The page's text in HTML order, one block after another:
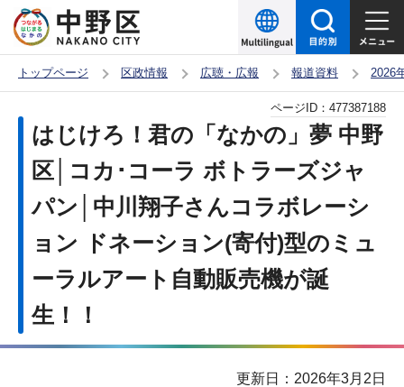
の
ー
トップページ 区政情報 広聴・広報 報道資料 2026
はじけろ！君の「なかの」夢 中野
区│コカ･コーラ ボトラーズジャ
パン│中川翔子さんコラボレーシ
ョン ドネーション(寄付)型のミュ
ーラルアート自動販売機が誕
生！！
ページID： 477387188
更新日：2026年3月2日